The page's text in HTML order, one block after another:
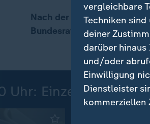
00:17 02:10
Nach der überraschenden
Bundesrat diskutiert der
Uhr: Einzelbeiträge
vergleichbare
Techniken
deiner
darüber
und/oder
Einwilligung
Dienstleister
kommerziellen